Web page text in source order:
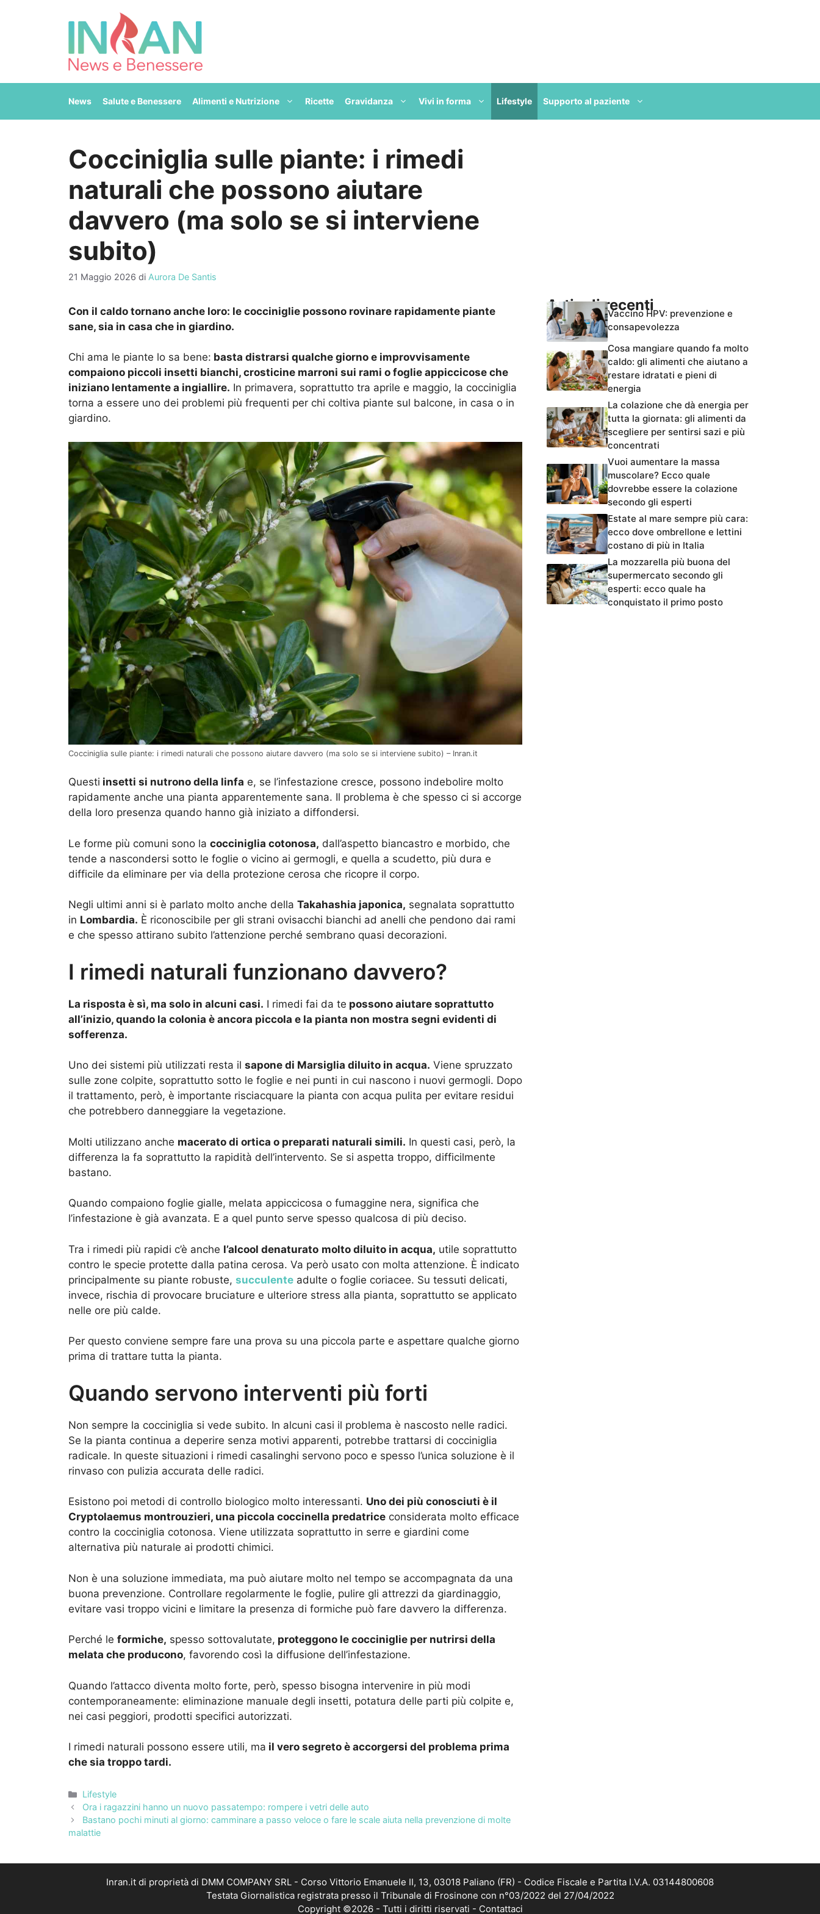
News Salute e Benessere Alimenti e Nutrizione Ricette Gravidanza Vivi in forma Lifestyle Supporto al paziente
Cocciniglia sulle piante: i rimedi
naturali che possono aiutare
davvero (ma solo se si interviene
subito)
21 Maggio 2026 di Aurora De Santis
Con il caldo tornano anche loro: le cocciniglie possono rovinare rapidamente piante
sane, sia in casa che in giardino.
Chi ama le piante lo sa bene: basta distrarsi qualche giorno e improvvisamente
compaiono piccoli insetti bianchi, crosticine marroni sui rami o foglie appiccicose che
iniziano lentamente a ingiallire. In primavera, soprattutto tra aprile e maggio, la cocciniglia
torna a essere uno dei problemi più frequenti per chi coltiva piante sul balcone, in casa o in
giardino.
Cocciniglia sulle piante: i rimedi naturali che possono aiutare davvero (ma solo se si interviene subito) – Inran.it
Questi insetti si nutrono della linfa e, se l’infestazione cresce, possono indebolire molto
rapidamente anche una pianta apparentemente sana. Il problema è che spesso ci si accorge
della loro presenza quando hanno già iniziato a diffondersi.
Le forme più comuni sono la cocciniglia cotonosa, dall’aspetto biancastro e morbido, che
tende a nascondersi sotto le foglie o vicino ai germogli, e quella a scudetto, più dura e
difficile da eliminare per via della protezione cerosa che ricopre il corpo.
Negli ultimi anni si è parlato molto anche della Takahashia japonica, segnalata soprattutto
in Lombardia. È riconoscibile per gli strani ovisacchi bianchi ad anelli che pendono dai rami
e che spesso attirano subito l’attenzione perché sembrano quasi decorazioni.
I rimedi naturali funzionano davvero?
La risposta è sì, ma solo in alcuni casi. I rimedi fai da te possono aiutare soprattutto
all’inizio, quando la colonia è ancora piccola e la pianta non mostra segni evidenti di
sofferenza.
Uno dei sistemi più utilizzati resta il sapone di Marsiglia diluito in acqua. Viene spruzzato
sulle zone colpite, soprattutto sotto le foglie e nei punti in cui nascono i nuovi germogli. Dopo
il trattamento, però, è importante risciacquare la pianta con acqua pulita per evitare residui
che potrebbero danneggiare la vegetazione.
Molti utilizzano anche macerato di ortica o preparati naturali simili. In questi casi, però, la
differenza la fa soprattutto la rapidità dell’intervento. Se si aspetta troppo, difficilmente
bastano.
Quando compaiono foglie gialle, melata appiccicosa o fumaggine nera, significa che
l’infestazione è già avanzata. E a quel punto serve spesso qualcosa di più deciso.
Tra i rimedi più rapidi c’è anche l’alcool denaturato molto diluito in acqua, utile soprattutto
contro le specie protette dalla patina cerosa. Va però usato con molta attenzione. È indicato
principalmente su piante robuste, succulente adulte o foglie coriacee. Su tessuti delicati,
invece, rischia di provocare bruciature e ulteriore stress alla pianta, soprattutto se applicato
nelle ore più calde.
Per questo conviene sempre fare una prova su una piccola parte e aspettare qualche giorno
prima di trattare tutta la pianta.
Quando servono interventi più forti
Non sempre la cocciniglia si vede subito. In alcuni casi il problema è nascosto nelle radici.
Se la pianta continua a deperire senza motivi apparenti, potrebbe trattarsi di cocciniglia
radicale. In queste situazioni i rimedi casalinghi servono poco e spesso l’unica soluzione è il
rinvaso con pulizia accurata delle radici.
Esistono poi metodi di controllo biologico molto interessanti. Uno dei più conosciuti è il
Cryptolaemus montrouzieri, una piccola coccinella predatrice considerata molto efficace
contro la cocciniglia cotonosa. Viene utilizzata soprattutto in serre e giardini come
alternativa più naturale ai prodotti chimici.
Non è una soluzione immediata, ma può aiutare molto nel tempo se accompagnata da una
buona prevenzione. Controllare regolarmente le foglie, pulire gli attrezzi da giardinaggio,
evitare vasi troppo vicini e limitare la presenza di formiche può fare davvero la differenza.
Perché le formiche, spesso sottovalutate, proteggono le cocciniglie per nutrirsi della
melata che producono, favorendo così la diffusione dell’infestazione.
Quando l’attacco diventa molto forte, però, spesso bisogna intervenire in più modi
contemporaneamente: eliminazione manuale degli insetti, potatura delle parti più colpite e,
nei casi peggiori, prodotti specifici autorizzati.
I rimedi naturali possono essere utili, ma il vero segreto è accorgersi del problema prima
che sia troppo tardi.
Categorie
Lifestyle
Ora i ragazzini hanno un nuovo passatempo: rompere i vetri delle auto
Bastano pochi minuti al giorno: camminare a passo veloce o fare le scale aiuta nella prevenzione di molte
malattie
Articoli recentiVaccino HPV: prevenzione e
consapevolezza
Cosa mangiare quando fa molto
caldo: gli alimenti che aiutano a
restare idratati e pieni di
energia
La colazione che dà energia per
tutta la giornata: gli alimenti da
scegliere per sentirsi sazi e più
concentrati
Vuoi aumentare la massa
muscolare? Ecco quale
dovrebbe essere la colazione
secondo gli esperti
Estate al mare sempre più cara:
ecco dove ombrellone e lettini
costano di più in Italia
La mozzarella più buona del
supermercato secondo gli
esperti: ecco quale ha
conquistato il primo posto
Inran.it di proprietà di DMM COMPANY SRL - Corso Vittorio Emanuele II, 13, 03018 Paliano (FR) - Codice Fiscale e Partita I.V.A. 03144800608
Testata Giornalistica registrata presso il Tribunale di Frosinone con n°03/2022 del 27/04/2022
Copyright ©2026 - Tutti i diritti riservati - Contattaci